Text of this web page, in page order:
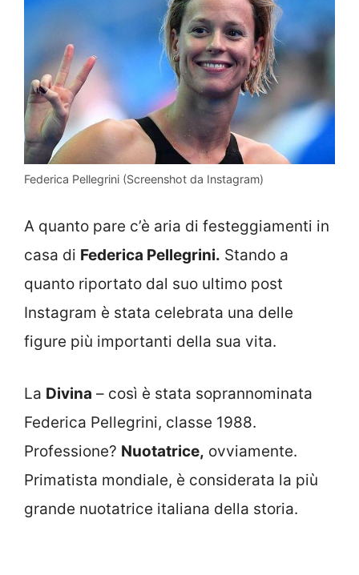
Federica Pellegrini (Screenshot da Instagram)
A quanto pare c’è aria di festeggiamenti in
casa di Federica Pellegrini. Stando a
quanto riportato dal suo ultimo post
Instagram è stata celebrata una delle
figure più importanti della sua vita.
La Divina – così è stata soprannominata
Federica Pellegrini, classe 1988.
Professione? Nuotatrice, ovviamente.
Primatista mondiale, è considerata la più
grande nuotatrice italiana della storia.